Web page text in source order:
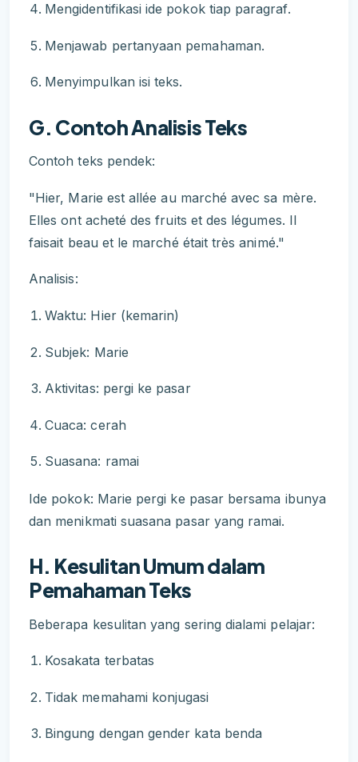
Mengidentifikasi ide pokok tiap paragraf.
Menjawab pertanyaan pemahaman.
Menyimpulkan isi teks.
G. Contoh Analisis Teks
Contoh teks pendek:
"Hier, Marie est allée au marché avec sa mère.
Elles ont acheté des fruits et des légumes. Il
faisait beau et le marché était très animé."
Analisis:
Waktu: Hier (kemarin)
Subjek: Marie
Aktivitas: pergi ke pasar
Cuaca: cerah
Suasana: ramai
Ide pokok: Marie pergi ke pasar bersama ibunya
dan menikmati suasana pasar yang ramai.
H. Kesulitan Umum dalam
Pemahaman Teks
Beberapa kesulitan yang sering dialami pelajar:
Kosakata terbatas
Tidak memahami konjugasi
Bingung dengan gender kata benda